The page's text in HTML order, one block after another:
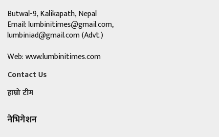
Butwal-9, Kalikapath, Nepal
Email:lumbinitimes@gmail.com,
lumbiniad@gmail.com(Advt.)
Web: www.lumbinitimes.com
Contact Us
हाम्रो टीम
नेभिगेशन